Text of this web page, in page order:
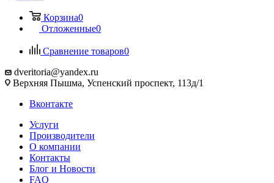
Корзина0
Отложенные0
Сравнение товаров0
dveritoria@yandex.ru
Верхняя Пышма, Успенский проспект, 113д/1
Вконтакте
Услуги
Производители
О компании
Контакты
Блог и Новости
FAQ